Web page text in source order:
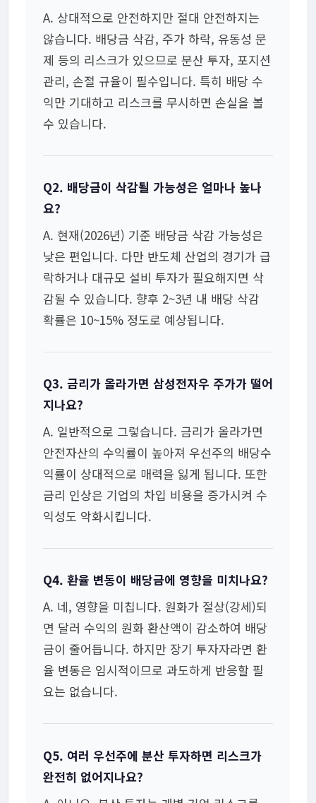
A. 상대적으로 안전하지만 절대 안전하지는
않습니다. 배당금 삭감, 주가 하락, 유동성 문
제 등의 리스크가 있으므로 분산 투자, 포지션
관리, 손절 규율이 필수입니다. 특히 배당 수
익만 기대하고 리스크를 무시하면 손실을 볼
수 있습니다.
Q2. 배당금이 삭감될 가능성은 얼마나 높나
요?
A. 현재(2026년) 기준 배당금 삭감 가능성은
낮은 편입니다. 다만 반도체 산업의 경기가 급
락하거나 대규모 설비 투자가 필요해지면 삭
감될 수 있습니다. 향후 2~3년 내 배당 삭감
확률은 10~15% 정도로 예상됩니다.
Q3. 금리가 올라가면 삼성전자우 주가가 떨어
지나요?
A. 일반적으로 그렇습니다. 금리가 올라가면
안전자산의 수익률이 높아져 우선주의 배당수
익률이 상대적으로 매력을 잃게 됩니다. 또한
금리 인상은 기업의 차입 비용을 증가시켜 수
익성도 악화시킵니다.
Q4. 환율 변동이 배당금에 영향을 미치나요?
A. 네, 영향을 미칩니다. 원화가 절상(강세)되
면 달러 수익의 원화 환산액이 감소하여 배당
금이 줄어듭니다. 하지만 장기 투자자라면 환
율 변동은 임시적이므로 과도하게 반응할 필
요는 없습니다.
Q5. 여러 우선주에 분산 투자하면 리스크가
완전히 없어지나요?